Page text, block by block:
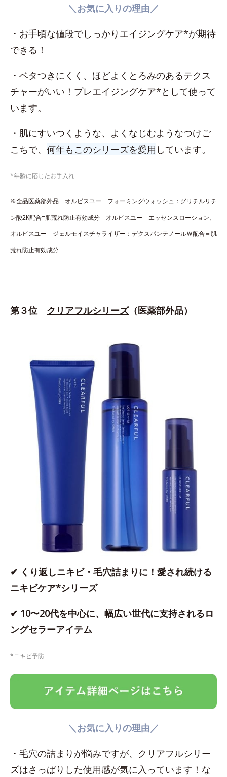
＼お気に入りの理由／
・お手頃な値段でしっかりエイジングケア*が期待
できる！
・ベタつきにくく、ほどよくとろみのあるテクス
チャーがいい！プレエイジングケア*として使って
います。
・肌にすいつくような、よくなじむようなつけご
こちで、 何年もこのシリーズを愛用 しています。
*年齢に応じたお手入れ
※全品医薬部外品 オルビスユー フォーミングウォッシュ：グリチルリチ
ン酸2K配合=肌荒れ防止有効成分 オルビスユー エッセンスローション、
オルビスユー ジェルモイスチャライザー：デクスパンテノールＷ配合＝肌
荒れ防止有効成分
第３位 クリアフルシリーズ（医薬部外品）
✔ くり返しニキビ・毛穴詰まりに！愛され続ける
ニキビケア*シリーズ
✔ 10〜20代を中心に、幅広い世代に支持されるロ
ングセラーアイテム
*ニキビ予防
＼お気に入りの理由／
・毛穴の詰まりが悩みですが、クリアフルシリー
ズはさっぱりした使用感が気に入っています！な